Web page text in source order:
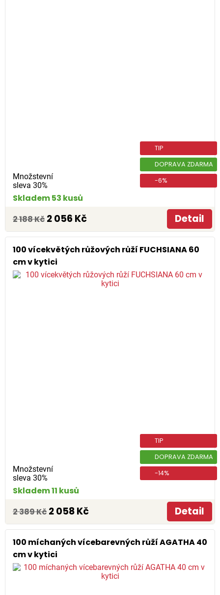
Množstevní
sleva 30%
TIP
DOPRAVA ZDARMA
-6%
Skladem 53 kusů
2 188 Kč 2 056 Kč Detail
100 vícekvětých růžových růží FUCHSIANA 60
cm v kytici
Množstevní
sleva 30%
TIP
DOPRAVA ZDARMA
-14%
Skladem 11 kusů
2 389 Kč 2 058 Kč Detail
100 míchaných vícebarevných růží AGATHA 40
cm v kytici